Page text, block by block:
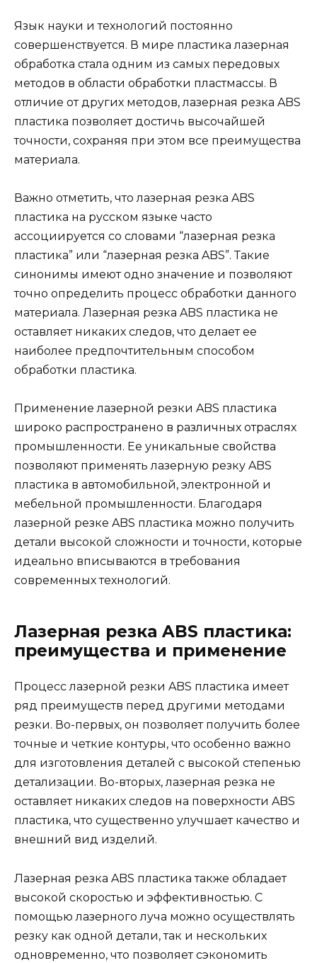
Язык науки и технологий постоянно
совершенствуется. В мире пластика лазерная
обработка стала одним из самых передовых
методов в области обработки пластмассы. В
отличие от других методов, лазерная резка ABS
пластика позволяет достичь высочайшей
точности, сохраняя при этом все преимущества
материала.
Важно отметить, что лазерная резка ABS
пластика на русском языке часто
ассоциируется со словами “лазерная резка
пластика” или “лазерная резка ABS”. Такие
синонимы имеют одно значение и позволяют
точно определить процесс обработки данного
материала. Лазерная резка ABS пластика не
оставляет никаких следов, что делает ее
наиболее предпочтительным способом
обработки пластика.
Применение лазерной резки ABS пластика
широко распространено в различных отраслях
промышленности. Ее уникальные свойства
позволяют применять лазерную резку ABS
пластика в автомобильной, электронной и
мебельной промышленности. Благодаря
лазерной резке ABS пластика можно получить
детали высокой сложности и точности, которые
идеально вписываются в требования
современных технологий.
Лазерная резка ABS пластика:
преимущества и применение
Процесс лазерной резки ABS пластика имеет
ряд преимуществ перед другими методами
резки. Во-первых, он позволяет получить более
точные и четкие контуры, что особенно важно
для изготовления деталей с высокой степенью
детализации. Во-вторых, лазерная резка не
оставляет никаких следов на поверхности ABS
пластика, что существенно улучшает качество и
внешний вид изделий.
Лазерная резка ABS пластика также обладает
высокой скоростью и эффективностью. С
помощью лазерного луча можно осуществлять
резку как одной детали, так и нескольких
одновременно, что позволяет сэкономить